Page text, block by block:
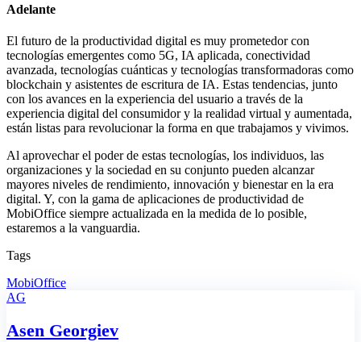
Adelante
El futuro de la productividad digital es muy prometedor con
tecnologías emergentes como 5G, IA aplicada, conectividad
avanzada, tecnologías cuánticas y tecnologías transformadoras como
blockchain y asistentes de escritura de IA. Estas tendencias, junto
con los avances en la experiencia del usuario a través de la
experiencia digital del consumidor y la realidad virtual y aumentada,
están listas para revolucionar la forma en que trabajamos y vivimos.
Al aprovechar el poder de estas tecnologías, los individuos, las
organizaciones y la sociedad en su conjunto pueden alcanzar
mayores niveles de rendimiento, innovación y bienestar en la era
digital. Y, con la gama de aplicaciones de productividad de
MobiOffice siempre actualizada en la medida de lo posible,
estaremos a la vanguardia.
Tags
MobiOffice
AG
Asen Georgiev